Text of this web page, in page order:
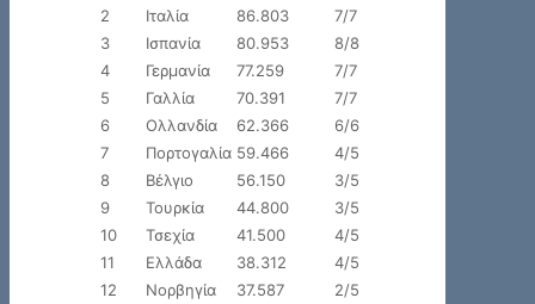
2
Ιταλία 86.803
7/7
3
Ισπανία 80.953
8/8
4
Γερμανία 77.259
7/7
5
Γαλλία 70.391
7/7
6
Ολλανδία 62.366
6/6
7
Πορτογαλία 59.466
4/5
8
Βέλγιο 56.150
3/5
9
Τουρκία 44.800
3/5
10
Τσεχία 41.500
4/5
11
Ελλάδα 38.312
4/5
12
Νορβηγία 37.587
2/5